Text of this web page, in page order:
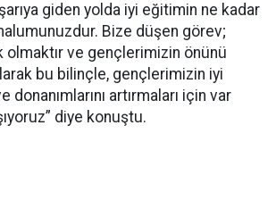
giden yolda iyi eğitimin ne kadar
Bize düşen görev;
ve gençlerimizin önünü
bu bilinçle, gençlerimizin iyi
donanımlarını artırmaları için var
diye konuştu.